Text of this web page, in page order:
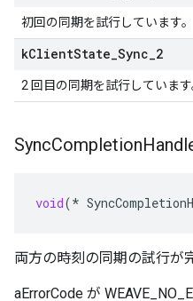
初回の同期を試行しています。
kClientState Sync 2
2 回目の同期を試行しています
SyncCompletion
void(*
両方の時刻の同期の試行が
aErrorCode が